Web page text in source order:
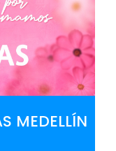
MEDELLÍN